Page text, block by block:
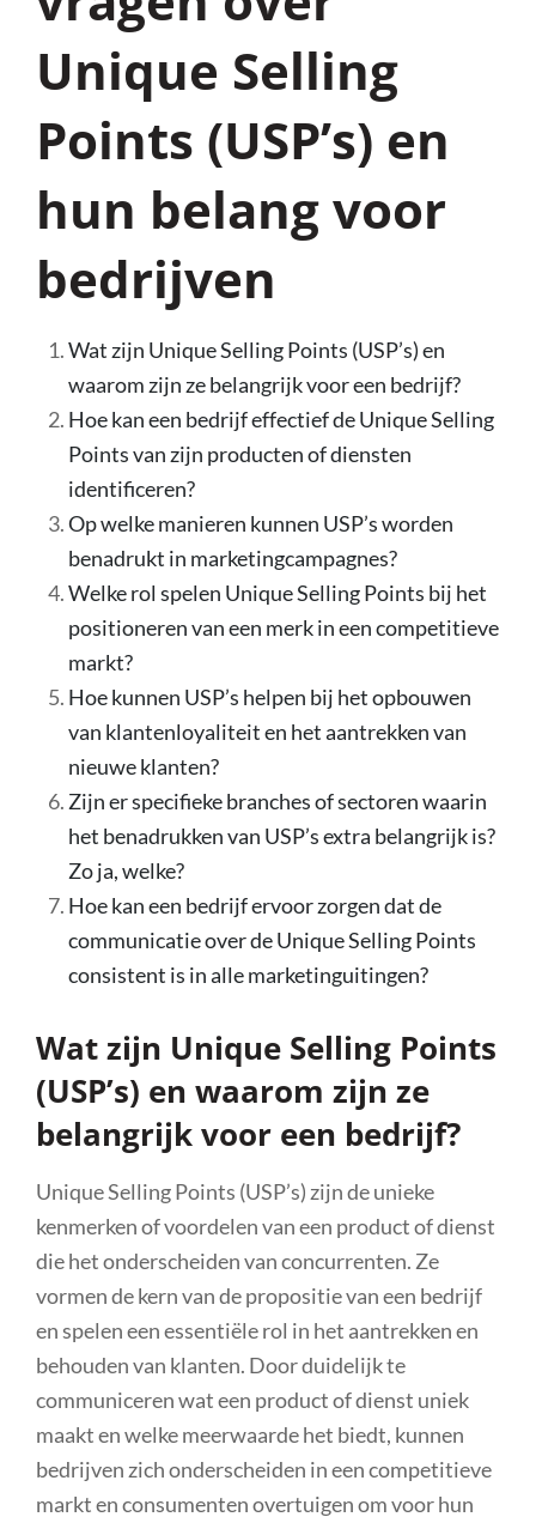
Unique Selling
Points (USP’s) en
hun belang voor
bedrijven
Wat zijn Unique Selling Points (USP’s) en
waarom zijn ze belangrijk voor een bedrijf?
Hoe kan een bedrijf effectief de Unique Selling
Points van zijn producten of diensten
identificeren?
Op welke manieren kunnen USP’s worden
benadrukt in marketingcampagnes?
Welke rol spelen Unique Selling Points bij het
positioneren van een merk in een competitieve
markt?
Hoe kunnen USP’s helpen bij het opbouwen
van klantenloyaliteit en het aantrekken van
nieuwe klanten?
Zijn er specifieke branches of sectoren waarin
het benadrukken van USP’s extra belangrijk is?
Zo ja, welke?
Hoe kan een bedrijf ervoor zorgen dat de
communicatie over de Unique Selling Points
consistent is in alle marketinguitingen?
Wat zijn Unique Selling Points
(USP’s) en waarom zijn ze
belangrijk voor een bedrijf?
Unique Selling Points (USP’s) zijn de unieke
kenmerken of voordelen van een product of dienst
die het onderscheiden van concurrenten. Ze
vormen de kern van de propositie van een bedrijf
en spelen een essentiële rol in het aantrekken en
behouden van klanten. Door duidelijk te
communiceren wat een product of dienst uniek
maakt en welke meerwaarde het biedt, kunnen
bedrijven zich onderscheiden in een competitieve
markt en consumenten overtuigen om voor hun